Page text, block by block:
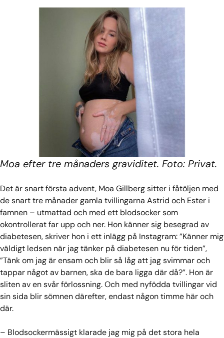
Moa efter tre månaders graviditet. Foto: Privat.
Det är snart första advent, Moa Gillberg sitter i fåtöljen med
de snart tre månader gamla tvillingarna Astrid och Ester i
famnen – utmattad och med ett blodsocker som
okontrollerat far upp och ner. Hon känner sig besegrad av
diabetesen, skriver hon i ett inlägg på Instagram: ”Känner mig
väldigt ledsen när jag tänker på diabetesen nu för tiden”,
”Tänk om jag är ensam och blir så låg att jag svimmar och
tappar något av barnen, ska de bara ligga där då?”. Hon är
sliten av en svår förlossning. Och med nyfödda tvillingar vid
sin sida blir sömnen därefter, endast någon timme här och
där.
– Blodsockermässigt klarade jag mig på det stora hela